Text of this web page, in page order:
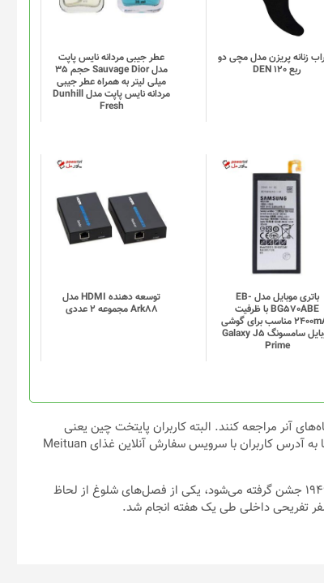
زنانه پریزن مدل مچی دو
ربع DEN 120
مختلفی
می
گزینه
ها
محصول
انتخاب
شوند
عطر جیبی مردانه نایس پاپت
مدل Sauvage Dior حجم 35
میلی لیتر به همراه عطر جیبی
مردانه نایس پاپت مدل Dunhill
Fresh
باتری موبایل مدل EB-
BG570ABE با ظرفیت
2400mAh مناسب برای گوشی
موبایل سامسونگ Galaxy J5
Prime
توسعه دهنده HDMI مدل
Ark88 مجموعه 2 عددی
آنر مراجعه کنند. البته کاربران پایتخت چین یعنی
«پکن» می‌توانند لپ تاپ را درب منزل تحویل بگیرند. آنر برای ارسال لپ تاپ‌ها به آدرس کاربران با سرویس سفارش آنلاین غذای Meituan
تعطیلات ملی چین که طی آن تأسیس جمهوری خلق چین در تاریخ اول اکتبر ۱۹۴۹ جشن گرفته می‌شود، یکی از فصل‌های شلوغ از لحاظ